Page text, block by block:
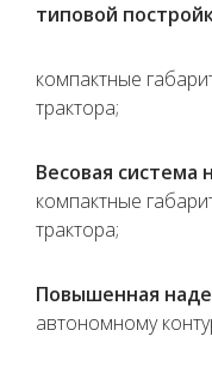
типовой
компактные
трактора;
Весовая система
компактные
трактора;
Повышенная
автономному